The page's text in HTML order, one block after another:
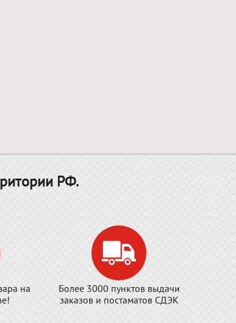
РФ.
на
Более 3000 пунктов выдачи
заказов и постаматов СДЭК